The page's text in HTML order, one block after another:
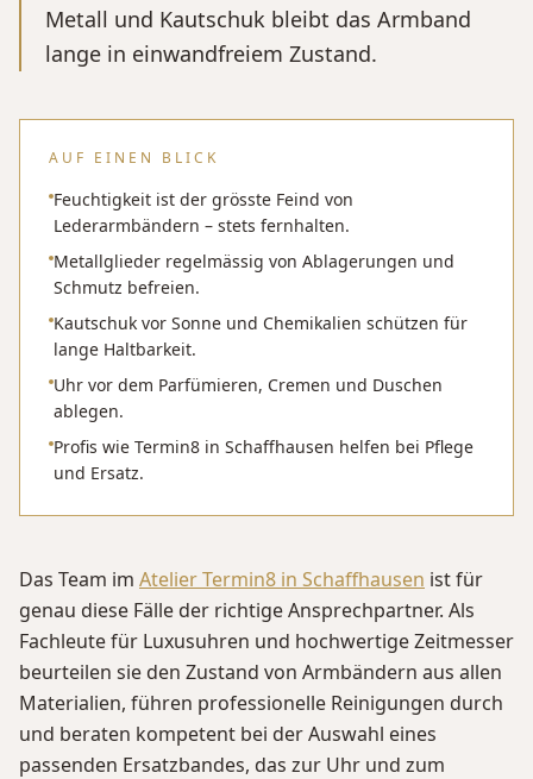
Metall und Kautschuk bleibt das Armband
lange in einwandfreiem Zustand.
AUF EINEN BLICK
Feuchtigkeit ist der grösste Feind von
Lederarmbändern – stets fernhalten.
Metallglieder regelmässig von Ablagerungen und
Schmutz befreien.
Kautschuk vor Sonne und Chemikalien schützen für
lange Haltbarkeit.
Uhr vor dem Parfümieren, Cremen und Duschen
ablegen.
Profis wie Termin8 in Schaffhausen helfen bei Pflege
und Ersatz.
Das Team im Atelier Termin8 in Schaffhausen ist für
genau diese Fälle der richtige Ansprechpartner. Als
Fachleute für Luxusuhren und hochwertige Zeitmesser
beurteilen sie den Zustand von Armbändern aus allen
Materialien, führen professionelle Reinigungen durch
und beraten kompetent bei der Auswahl eines
passenden Ersatzbandes, das zur Uhr und zum